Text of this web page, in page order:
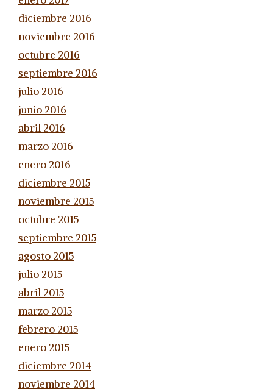
diciembre 2016
noviembre 2016
octubre 2016
septiembre 2016
julio 2016
junio 2016
abril 2016
marzo 2016
enero 2016
diciembre 2015
noviembre 2015
octubre 2015
septiembre 2015
agosto 2015
julio 2015
abril 2015
marzo 2015
febrero 2015
enero 2015
diciembre 2014
noviembre 2014